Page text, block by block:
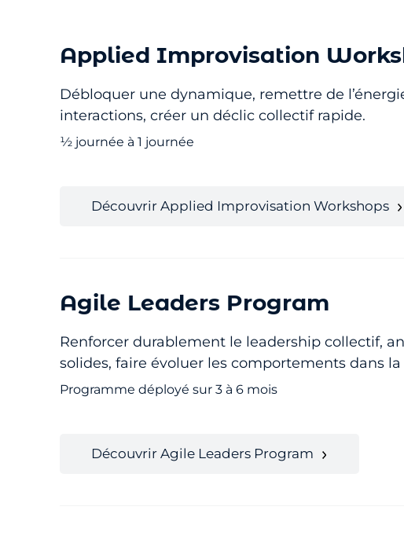
Applied Improvisation
Débloquer une dynamique, remettre de
interactions, créer un déclic collectif rapide.
½ journée à 1 journée
Découvrir Applied Improvisation Workshops
Agile Leaders Program
Renforcer durablement le leadership collectif,
solides, faire évoluer les comportements dans la
Programme déployé sur 3 à 6 mois
Découvrir Agile Leaders Program